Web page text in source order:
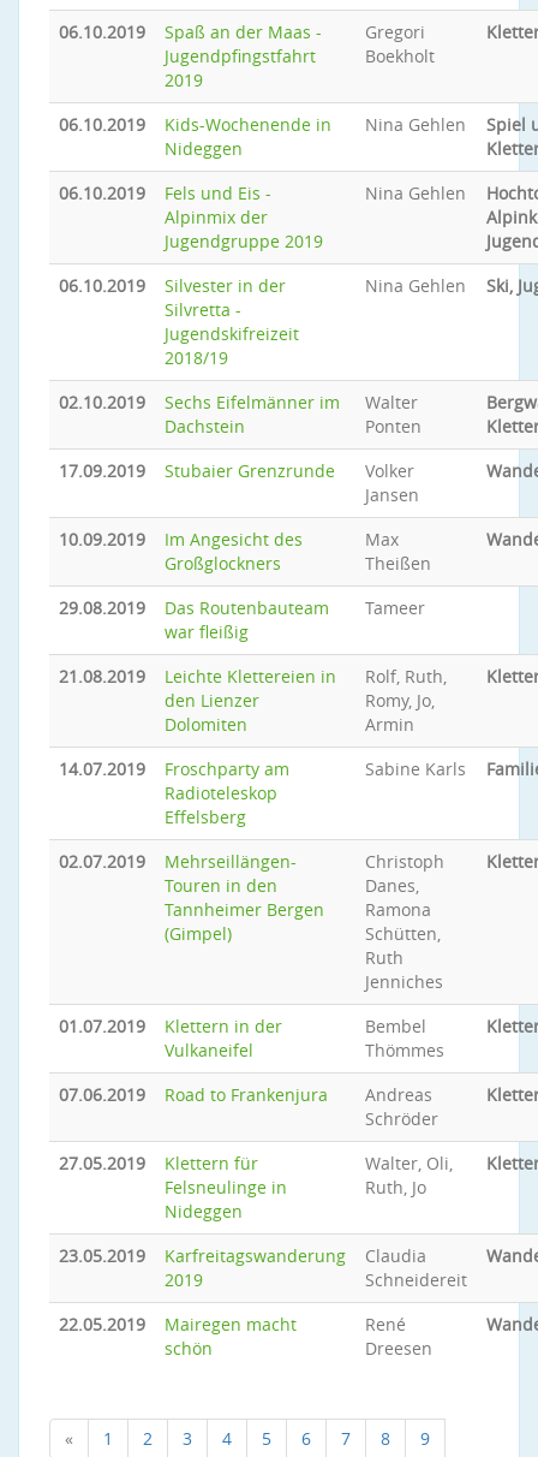
06.10.2019
Spaß an der Maas -
Jugendpfingstfahrt
2019
Gregori
Boekholt
06.10.2019
Kids-Wochenende in
Nideggen
Nina Gehlen
Spiel
06.10.2019
Fels und Eis -
Alpinmix der
Jugendgruppe 2019
Nina Gehlen
06.10.2019
Silvester in der
Silvretta -
Jugendskifreizeit
2018/19
Nina Gehlen Ski,
02.10.2019
Sechs Eifelmänner im
Dachstein
Walter
Ponten
17.09.2019
Stubaier Grenzrunde
Volker
Jansen
10.09.2019
Im Angesicht des
Großglockners
Max
Theißen
29.08.2019
Das Routenbauteam
war fleißig
Tameer
21.08.2019
Leichte Klettereien in
den Lienzer
Dolomiten
Rolf, Ruth,
Romy, Jo,
Armin
14.07.2019
Froschparty am
Radioteleskop
Effelsberg
Sabine Karls
02.07.2019
Mehrseillängen-
Touren in den
Tannheimer Bergen
(Gimpel)
Christoph
Danes,
Ramona
Schütten,
Ruth
Jenniches
01.07.2019
Klettern in der
Vulkaneifel
Bembel
Thömmes
07.06.2019 Road to Frankenjura
Andreas
Schröder
27.05.2019
Klettern für
Felsneulinge in
Nideggen
Walter, Oli,
Ruth, Jo
23.05.2019
Karfreitagswanderung
2019
Claudia
Schneidereit
22.05.2019
Mairegen macht
schön
René
Dreesen
« 1 2 3 4 5 6 7 8 9